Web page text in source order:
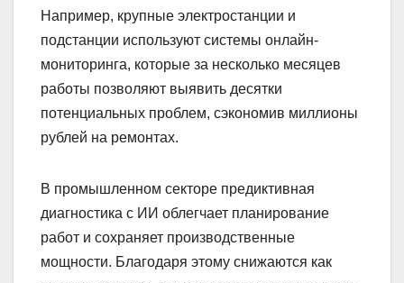
Например, крупные электростанции и
подстанции используют системы онлайн-
мониторинга, которые за несколько месяцев
работы позволяют выявить десятки
потенциальных проблем, сэкономив миллионы
рублей на ремонтах.
В промышленном секторе предиктивная
диагностика с ИИ облегчает планирование
работ и сохраняет производственные
мощности. Благодаря этому снижаются как